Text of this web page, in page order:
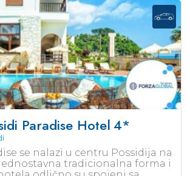
Paradise Hotel4*
se nalazi u centru Possidija na
tradicionalna forma i